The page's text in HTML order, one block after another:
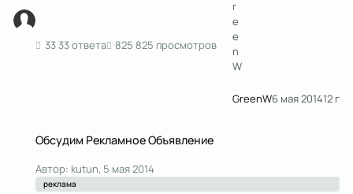
33 ответа 825 просмотров
GreenW6 мая 201412 г
Обсудим Рекламное Объявление
Автор: kutun, 5 мая 2014
реклама